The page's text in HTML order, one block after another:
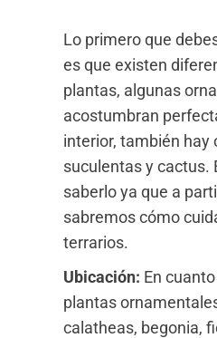
Lo primero que
es que existen
plantas, algunas
acostumbran
interior, también hay
suculentas y cactus.
saberlo ya que a
sabremos cómo
terrarios.
Ubicación: En
plantas
calatheas, begonia,